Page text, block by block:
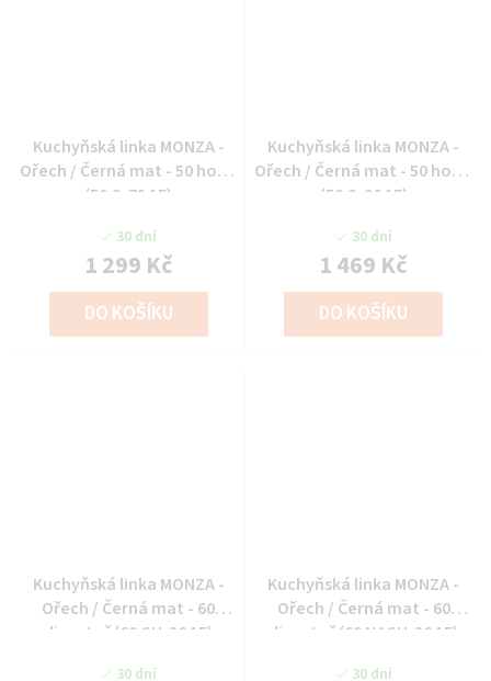
Kuchyňská linka MONZA -
Ořech / Černá mat - 50 horní
(50 G-72 1F)
30 dní
1 299 Kč
DO KOŠÍKU
Kuchyňská linka MONZA -
Ořech / Černá mat - 50 horní
(50 G-90 1F)
30 dní
1 469 Kč
DO KOŠÍKU
Kuchyňská linka MONZA -
Ořech / Černá mat - 60
digestoř (60 GU-36 1F)
30 dní
Kuchyňská linka MONZA -
Ořech / Černá mat - 60
digestoř (60 NAGU-36 1F)
30 dní